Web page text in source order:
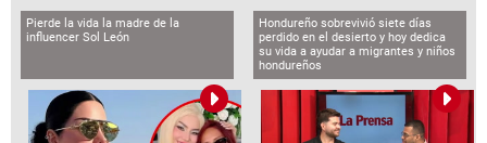
Pierde la vida la madre de la
influencer Sol León
Hondureño sobrevivió siete días
perdido en el desierto y hoy dedica
su vida a ayudar a migrantes y niños
hondureños